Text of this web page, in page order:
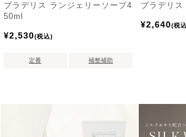
ブラデリス ランジェリーソープ4
50ml
¥2,530 税込
定番 補整補助
ブラデリ
¥2,640 税込